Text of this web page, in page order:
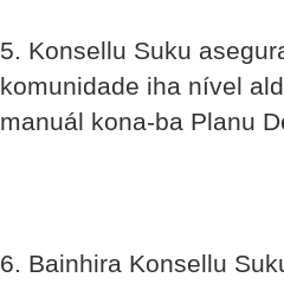
5. Konsellu Suku
komunidade iha nível
manuál kona-ba Planu
6. Bainhira Konsellu